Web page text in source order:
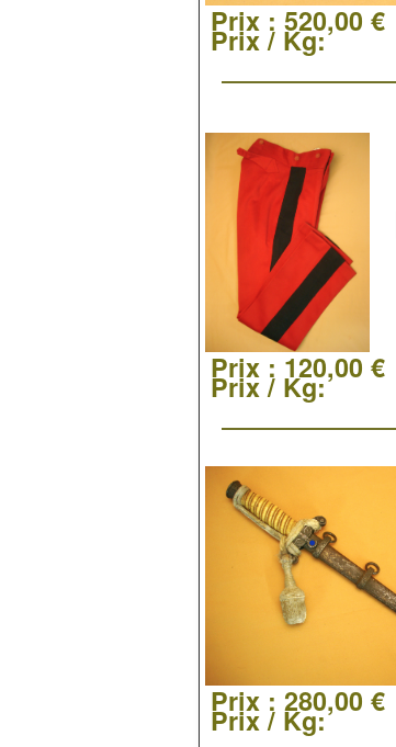
Prix : 520,00 €
Prix / Kg:
Prix : 120,00 €
Prix / Kg:
Prix : 280,00 €
Prix / Kg: